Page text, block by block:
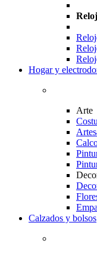
Hogar y
Arte
Calzados y bolsos